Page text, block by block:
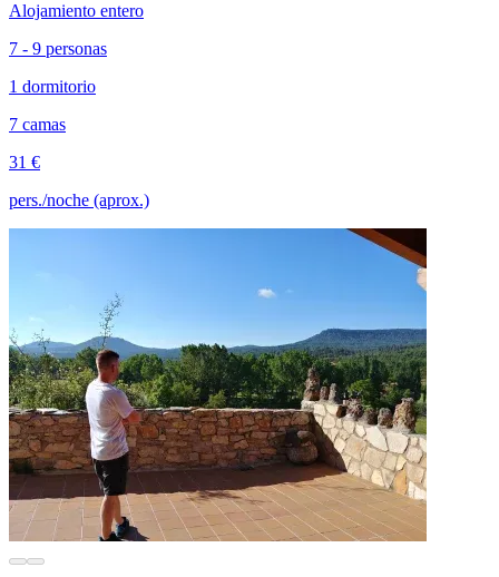
Alojamiento entero
7 - 9 personas
1 dormitorio
7 camas
31 €
pers./noche (aprox.)